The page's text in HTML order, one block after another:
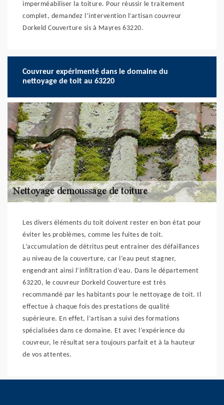
imperméabiliser la toiture. Pour réussir le traitement
complet, demandez l’intervention l’artisan couvreur
Dorkeld Couverture sis à Mayres 63220.
Couvreur expérimenté dans le domaine du
nettoyage de toit au 63220
Les divers éléments du toit doivent rester en bon état pour
éviter les problèmes, comme les fuites de toit.
L’accumulation de détritus peut entrainer des défaillances
au niveau de la couverture, car l’eau peut stagner,
engendrant ainsi l’infiltration d’eau. Dans le département
63220, le couvreur Dorkeld Couverture est très
recommandé par les habitants pour le nettoyage de toit. Il
effectue à chaque fois des prestations de qualité
supérieure. En effet, l’artisan a suivi des formations
spécialisées dans ce domaine. Et avec l’expérience du
couvreur, le résultat sera toujours parfait et à la hauteur
de vos attentes.